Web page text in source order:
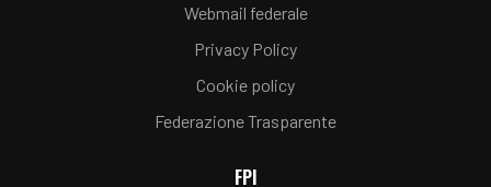
Webmail federale
Privacy Policy
Cookie policy
Federazione Trasparente
FPI